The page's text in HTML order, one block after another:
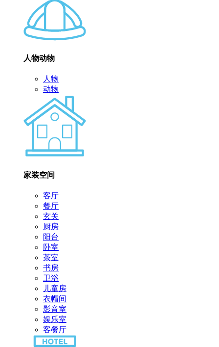
人物动物
人物
动物
家装空间
客厅
餐厅
玄关
厨房
阳台
卧室
茶室
书房
卫浴
儿童房
衣帽间
影音室
娱乐室
客餐厅